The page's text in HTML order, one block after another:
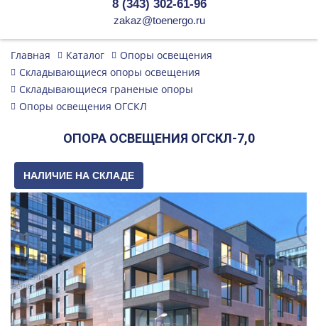
8 (343) 302-61-96
zakaz@toenergo.ru
Главная Каталог
Опоры освещения
Складывающиеся опоры освещения
Складывающиеся граненые опоры
Опоры освещения ОГСКЛ
ОПОРА ОСВЕЩЕНИЯ ОГСКЛ-7,0
НАЛИЧИЕ НА СКЛАДЕ